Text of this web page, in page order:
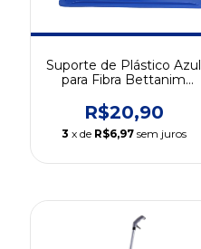
Suporte de Plástico Azul
para Fibra Bettanim
R$20,90
3 x de R$6,97 sem juros